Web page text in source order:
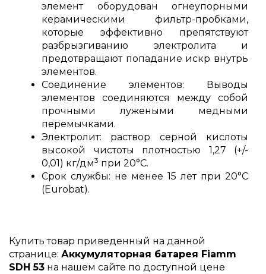
элемент оборудован огнеупорными
керамическими фильтр-пробками,
которые эффективно препятствуют
разбрызгиванию электролита и
предотвращают попадание искр внутрь
элементов.
Соединение элементов: Выводы
элементов соединяются между собой
прочными лужеными медными
перемычками.
Электролит: раствор серной кислоты
высокой чистоты плотностью 1,27 (+/-
0,01) кг/дм3 при 20°С.
Срок службы: не менее 15 лет при 20°C
(Eurobat).
Купить товар приведенный на данной
странице: Аккумуляторная батарея Fiamm
SDH 53 на нашем сайте по доступной цене